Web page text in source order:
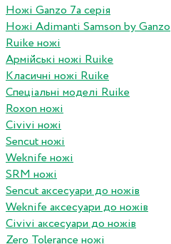
Ножі Ganzo 7а серія
Ножі Adimanti Samson by Ganzo
Ruike ножі
Армійські ножі Ruike
Класичні ножі Ruike
Спеціальні моделі Ruike
Roxon ножi
Civivi ножі
Sencut ножі
Weknife ножі
SRM ножі
Sencut аксесуари до ножів
Weknife аксесуари до ножів
Civivi аксесуари до ножів
Zero Tolerance ножі